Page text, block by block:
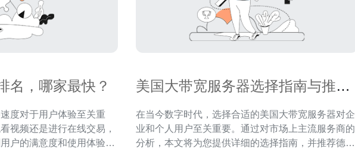
名，哪家最快？
度对于用户体验至关重
视频还是进行在线交易，
户的满意度和使用体验。
美国大带宽服务器选择指南与推荐
在当今数字时代，选择合适的美国大带宽服务器对企
业和个人用户至关重要。通过对市场上主流服务商的
分析，本文将为您提供详细的选择指南，并推荐德讯